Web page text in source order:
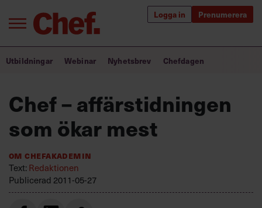
Logga in Prenumerera
Bra ledare förändrar världen
Utbildning för ledare
Chefakademin+
Populära utbildningar
Utbildningar Webinar Nyhetsbrev Chefdagen
Chef – affärstidningen
som ökar mest
Om Chefakademin
Text: Redaktionen
Publicerad 2011-05-27